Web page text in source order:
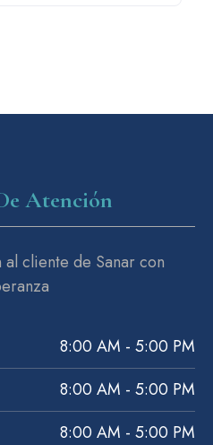
Atención
cliente de Sanar con
8:00 AM - 5:00 PM
8:00 AM - 5:00 PM
8:00 AM - 5:00 PM